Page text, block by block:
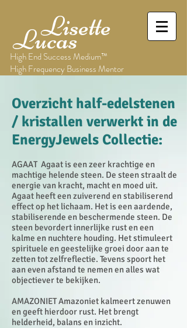
Lisette
Lucas
High End Success Medium™
High Frequency Business Mentor
Overzicht half-edelstenen
/ kristallen verwerkt in de
EnergyJewels Collectie:
AGAAT Agaat is een zeer krachtige en
machtige helende steen. De steen straalt de
energie van kracht, macht en moed uit.
Agaat heeft een zuiverend en stabiliserend
effect op het lichaam. Het is een aardende,
stabiliserende en beschermende steen. De
steen bevordert innerlijke rust en een
kalme en nuchtere houding. Het stimuleert
spirituele en geestelijke groei door aan te
zetten tot zelfreflectie. Tevens spoort het
aan even afstand te nemen en alles wat
objectiever te bekijken.
AMAZONIET Amazoniet kalmeert zenuwen
en geeft hierdoor rust. Het brengt
helderheid, balans en inzicht.